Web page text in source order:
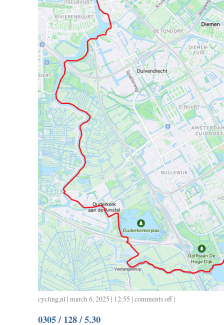
cycling,nl | march 6, 2025 | 12:55 | comments offon
|
0305 / 128 / 5.30